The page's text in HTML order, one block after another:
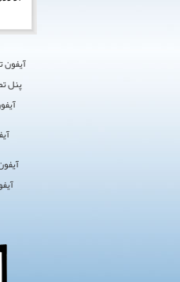
کوماکس
ایران
کوماکس
تصویری
سایت
برگزیده
پنل